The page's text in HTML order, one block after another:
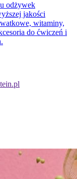
odżywek
jakości
witaminy,
do ćwiczeń i